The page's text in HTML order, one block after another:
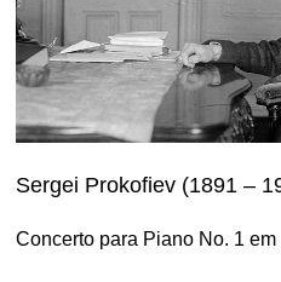
Sergei Prokofiev (1891 –
Concerto para Piano No. 1